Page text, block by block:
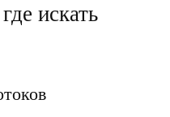
искать